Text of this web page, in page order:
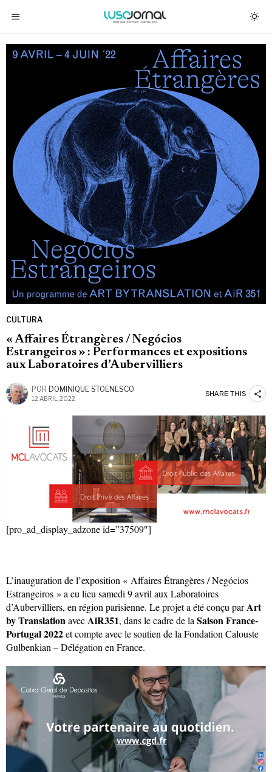
CULTURA
« Affaires Étrangères / Negócios
Estrangeiros » : Performances et expositions
aux Laboratoires d’Aubervilliers
POR DOMINIQUE STOENESCO
12 ABRIL, 2022
SHARE THIS
[pro_ad_display_adzone id=”37509″]
L’inauguration de l’exposition « Affaires Étrangères / Negócios
Estrangeiros » a eu lieu samedi 9 avril aux Laboratoires
d’Aubervilliers, en région parisienne. Le projet a été conçu parArt
by TranslationavecAiR351, dans le cadre de la Saison France-
Portugal 2022et compte avec le soutien de la Fondation Calouste
Gulbenkian – Délégation en France.